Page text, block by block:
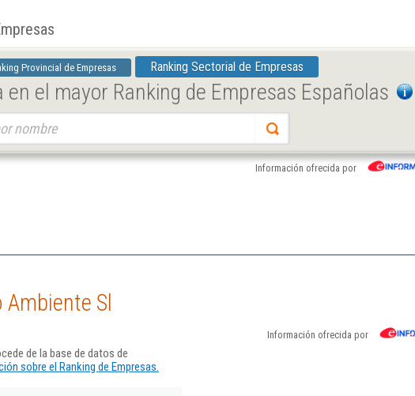
Provincial de Empresas Ranking Sectorial de Empresas
el mayor Ranking de Empresas Españolas
Información ofrecida por
Sl
Información ofrecida por
de la base de datos de
sobre el Ranking de Empresas.